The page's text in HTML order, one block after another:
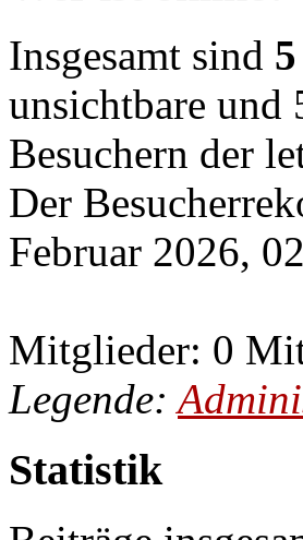
Insgesamt sind 5
unsichtbare und
Besuchern der
Der
Februar 2026,
Mitglieder: 0
Legende:
Statistik